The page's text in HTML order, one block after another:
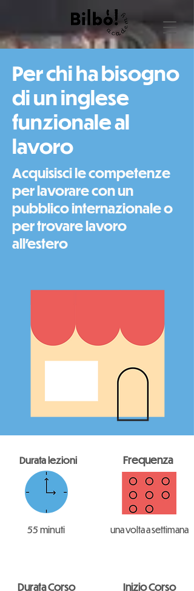
Per chi ha bisogno
di un inglese
funzionale al
lavoro
Acquisisci le competenze
per lavorare con un
pubblico internazionale o
per trovare lavoro
all'estero
Durata lezioni
55 minuti
Frequenza
una volta a settimana
Durata Corso Inizio Corso